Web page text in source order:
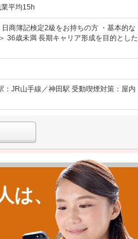
平均15h
商簿記検定2級をお持ちの方 ・基本的な
36歳未満 長期キャリア形成を目的とした
JR山手線／神田駅 受動喫煙対策：屋内
、